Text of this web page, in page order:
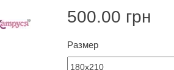
500.00 грн
Размер